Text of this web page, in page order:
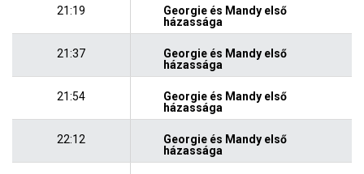
21:19
Georgie és Mandy első
házassága
21:37
Georgie és Mandy első
házassága
21:54
Georgie és Mandy első
házassága
22:12
Georgie és Mandy első
házassága